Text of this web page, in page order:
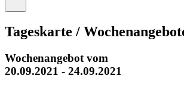
Tageskarte /
Wochenangebot vom
20.09.2021 - 24.09.2021